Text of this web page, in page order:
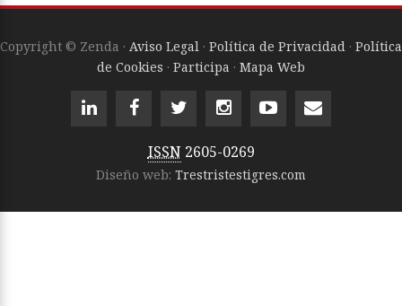
Copyright © Zenda · Aviso Legal · Política de Privacidad · Política
de Cookies · Participa · Mapa Web
ISSN 2605-0269
Diseño web: Trestristestigres.com